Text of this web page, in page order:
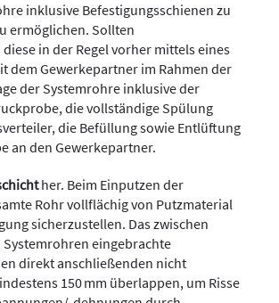
inklusive Befestigungsschienen zu
ermöglichen. Sollten
in der Regel vorher mittels eines
dem Gewerkepartner im Rahmen der
der Systemrohre inklusive der
die vollständige Spülung
die Befüllung sowie Entlüftung
an den Gewerkepartner.
her. Beim Einputzen der
Rohr vollflächig von Putzmaterial
sicherzustellen. Das zwischen
eingebrachte
direkt anschließenden nicht
150 mm überlappen, um Risse